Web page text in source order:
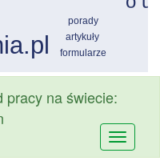
pracy na świecie: